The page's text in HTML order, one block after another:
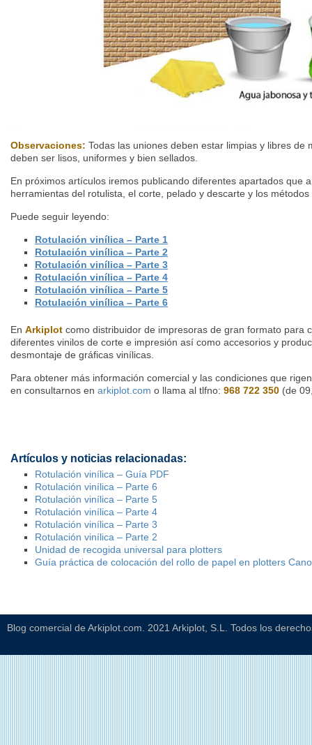
Observaciones: Todas las uniones deben estar limpias y libres de
deben ser lisos, uniformes y bien sellados.
En próximos artículos iremos publicando diferentes apartados que
herramientas del rotulista, el corte, pelado y descarte y los
Puede seguir leyendo:
Rotulación vinílica – Parte 1
Rotulación vinílica – Parte 2
Rotulación vinílica – Parte 3
Rotulación vinílica – Parte 4
Rotulación vinílica – Parte 5
Rotulación vinílica – Parte 6
En Arkiplot como distribuidor de impresoras de gran formato para
diferentes vinilos de corte e impresión así como accesorios y
desmontaje de gráficas vinílicas.
Para obtener más información comercial y las condiciones que
en consultarnos en arkiplot.com o llama al tlfno: 968 722 350 (de
Artículos y noticias relacionadas:
Rotulación vinílica – Guía PDF
Rotulación vinílica – Parte 6
Rotulación vinílica – Parte 5
Rotulación vinílica – Parte 4
Rotulación vinílica – Parte 3
Rotulación vinílica – Parte 2
Unidad de recogida universal para plotters
Guía práctica de colocación del rollo de papel en plotters
Blog comercial de Arkiplot.com. 2021 Arkiplot, S.L. Todos los